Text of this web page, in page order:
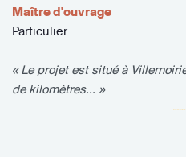
Maître d'ouvrage
Particulier
« Le projet est situé à
de kilomètres... »